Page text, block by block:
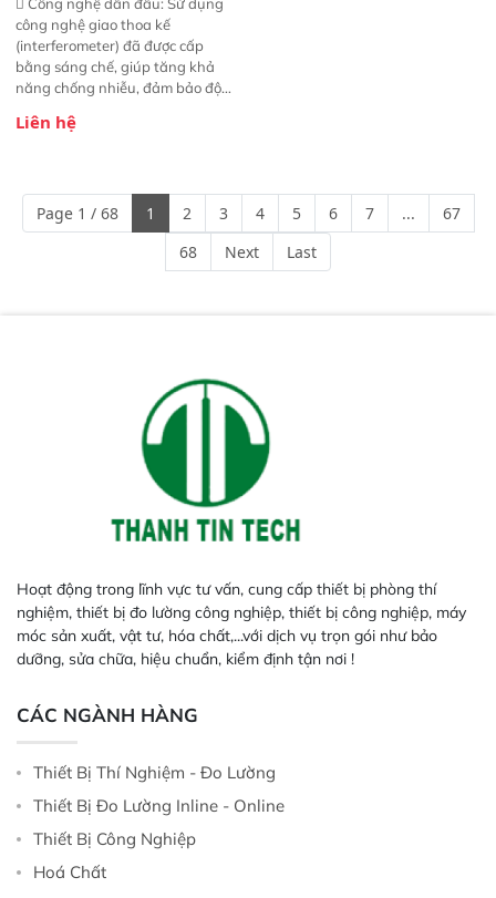
công nghệ giao thoa kế
(interferometer) đã được cấp
bằng sáng chế, giúp tăng khả
năng chống nhiễu, đảm bảo độ
Phạm vi ứng dụng rộng: Đáp ứng
ngành công nghiệp khác nhau. 
Độ nhạy cao: Trang bị đầu dò
InGaAs độ nhạy cao, cung cấp
phản hồi phổ tuyến tính đầy đủ,
đảm bảo độ chính xác và khả
Liên hệ
Page 1 / 68 1 2 3 4 5 6 7 ...
67
68
Next Last
Hoạt động trong lĩnh vực tư vấn, cung cấp thiết bị phòng thí
nghiệm, thiết bị đo lường công nghiệp, thiết bị công nghiệp, máy
móc sản xuất, vật tư, hóa chất,...với dịch vụ trọn gói như bảo
dưỡng, sửa chữa, hiệu chuẩn, kiểm định tận nơi !
CÁC NGÀNH HÀNG
Thiết Bị Thí Nghiệm - Đo Lường
Thiết Bị Đo Lường Inline - Online
Thiết Bị Công Nghiệp
Hoá Chất